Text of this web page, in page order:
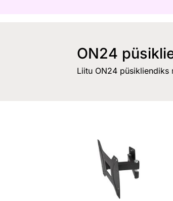
ON24
Liitu ON24 püsikliendiks